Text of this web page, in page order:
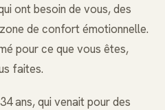
ont besoin de vous, des
de confort émotionnelle.
pour ce que vous êtes,
faites.
ans, qui venait pour des